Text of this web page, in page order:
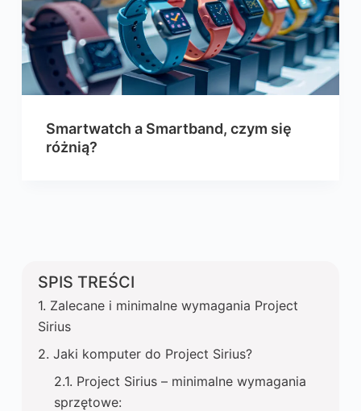
Smartwatch a Smartband, czym się
różnią?
SPIS TREŚCI
Zalecane i minimalne wymagania Project
Sirius
Jaki komputer do Project Sirius?
Project Sirius – minimalne wymagania
sprzętowe: